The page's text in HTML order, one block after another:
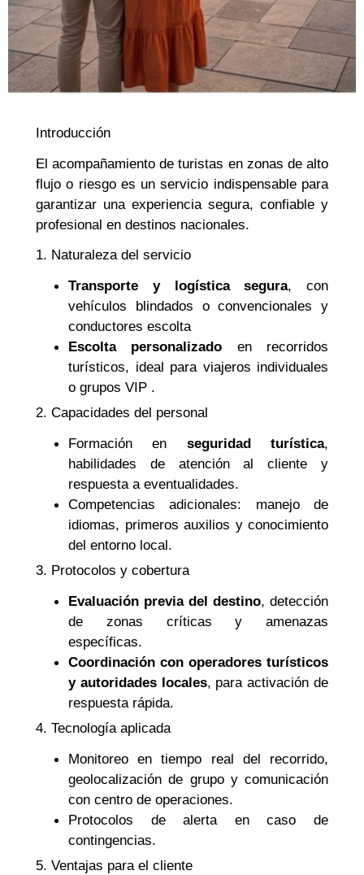
Introducción
El acompañamiento de turistas en zonas de alto
flujo o riesgo es un servicio indispensable para
garantizar una experiencia segura, confiable y
profesional en destinos nacionales.
1. Naturaleza del servicio
Transporte y logística segura, con
vehículos blindados o convencionales y
conductores escolta
Escolta personalizado en recorridos
turísticos, ideal para viajeros individuales
o grupos VIP .
2. Capacidades del personal
Formación en seguridad turística,
habilidades de atención al cliente y
respuesta a eventualidades.
Competencias adicionales: manejo de
idiomas, primeros auxilios y conocimiento
del entorno local.
3. Protocolos y cobertura
Evaluación previa del destino, detección
de zonas críticas y amenazas
específicas.
Coordinación con operadores turísticos
y autoridades locales, para activación de
respuesta rápida.
4. Tecnología aplicada
Monitoreo en tiempo real del recorrido,
geolocalización de grupo y comunicación
con centro de operaciones.
Protocolos de alerta en caso de
contingencias.
5. Ventajas para el cliente